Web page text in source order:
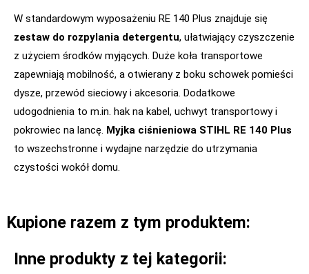
W standardowym wyposażeniu RE 140 Plus znajduje się
zestaw do rozpylania detergentu, ułatwiający czyszczenie
z użyciem środków myjących. Duże koła transportowe
zapewniają mobilność, a otwierany z boku schowek pomieści
dysze, przewód sieciowy i akcesoria. Dodatkowe
udogodnienia to m.in. hak na kabel, uchwyt transportowy i
pokrowiec na lancę. Myjka ciśnieniowa STIHL RE 140 Plus
to wszechstronne i wydajne narzędzie do utrzymania
czystości wokół domu.
Kupione razem z tym produktem:
Inne produkty z tej kategorii: